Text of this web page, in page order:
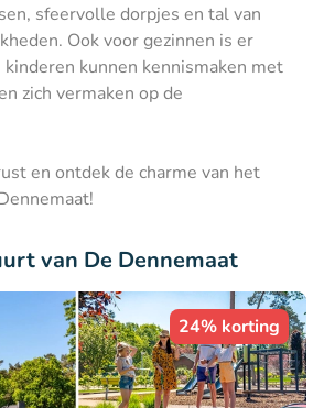
sfeervolle dorpjes en tal van
Ook voor gezinnen is er
kunnen kennismaken met
zich vermaken op de
en ontdek de charme van het
van De Dennemaat
24% korting